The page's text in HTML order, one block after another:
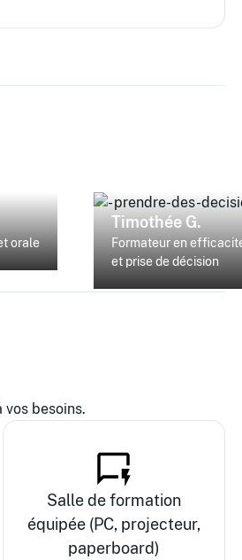
orale
Timothée G.
Formateur en
et prise de décision
besoins.
Salle de formation
équipée (PC, projecteur,
paperboard)